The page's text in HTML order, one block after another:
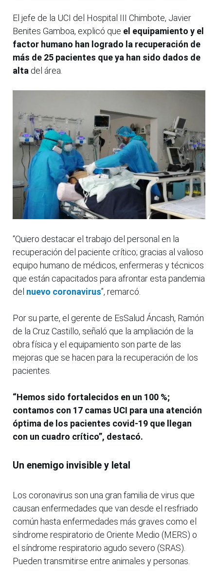
El jefe de la UCI del Hospital III Chimbote, Javier
Benites Gamboa, explicó que el equipamiento y el
factor humano han logrado la recuperación de
más de 25 pacientes que ya han sido dados de
alta del área.
“Quiero destacar el trabajo del personal en la
recuperación del paciente crítico; gracias al valioso
equipo humano de médicos, enfermeras y técnicos
que están capacitados para afrontar esta pandemia
del nuevo coronavirus”, remarcó.
Por su parte, el gerente de EsSalud Áncash, Ramón
de la Cruz Castillo, señaló que la ampliación de la
obra física y el equipamiento son parte de las
mejoras que se hacen para la recuperación de los
pacientes.
“Hemos sido fortalecidos en un 100 %;
contamos con 17 camas UCI para una atención
óptima de los pacientes covid-19 que llegan
con un cuadro crítico”, destacó.
Un enemigo invisible y letal
Los coronavirus son una gran familia de virus que
causan enfermedades que van desde el resfriado
común hasta enfermedades más graves como el
síndrome respiratorio de Oriente Medio (MERS) o
el síndrome respiratorio agudo severo (SRAS).
Pueden transmitirse entre animales y personas.